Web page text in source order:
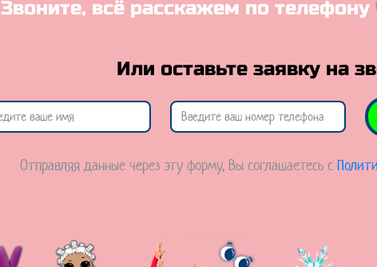
Звоните, всё расскажем по телефону
Или оставьте заявку на
Отправляя данные через эту форму, Вы соглашаетесь с